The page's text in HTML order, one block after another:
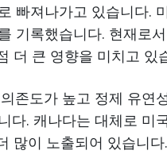
빠져나가고 있습니다.
기록했습니다. 현재로
더 큰 영향을 미치고 있
존도가 높고 정제 유연
다. 캐나다는 대체로 미
많이 노출되어 있습니다.